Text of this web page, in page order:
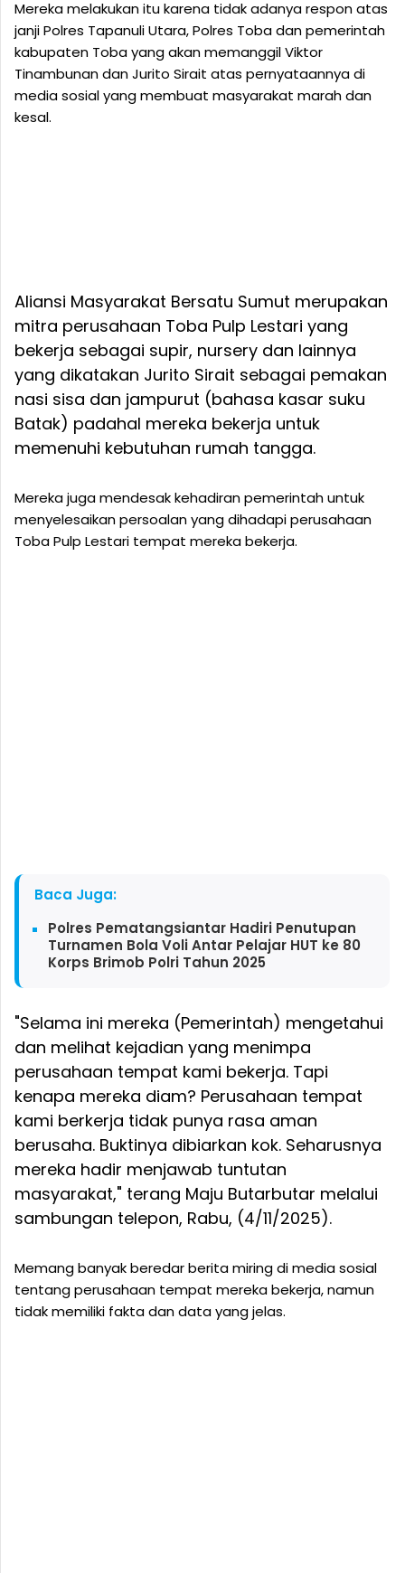
Mereka melakukan itu karena tidak adanya respon atas
janji Polres Tapanuli Utara, Polres Toba dan pemerintah
kabupaten Toba yang akan memanggil Viktor
Tinambunan dan Jurito Sirait atas pernyataannya di
media sosial yang membuat masyarakat marah dan
kesal.
Aliansi Masyarakat Bersatu Sumut merupakan
mitra perusahaan Toba Pulp Lestari yang
bekerja sebagai supir, nursery dan lainnya
yang dikatakan Jurito Sirait sebagai pemakan
nasi sisa dan jampurut (bahasa kasar suku
Batak) padahal mereka bekerja untuk
memenuhi kebutuhan rumah tangga.
Mereka juga mendesak kehadiran pemerintah untuk
menyelesaikan persoalan yang dihadapi perusahaan
Toba Pulp Lestari tempat mereka bekerja.
Baca Juga:
Polres Pematangsiantar Hadiri Penutupan
Turnamen Bola Voli Antar Pelajar HUT ke 80
Korps Brimob Polri Tahun 2025
"Selama ini mereka (Pemerintah) mengetahui
dan melihat kejadian yang menimpa
perusahaan tempat kami bekerja. Tapi
kenapa mereka diam? Perusahaan tempat
kami berkerja tidak punya rasa aman
berusaha. Buktinya dibiarkan kok. Seharusnya
mereka hadir menjawab tuntutan
masyarakat," terang Maju Butarbutar melalui
sambungan telepon, Rabu, (4/11/2025).
Memang banyak beredar berita miring di media sosial
tentang perusahaan tempat mereka bekerja, namun
tidak memiliki fakta dan data yang jelas.